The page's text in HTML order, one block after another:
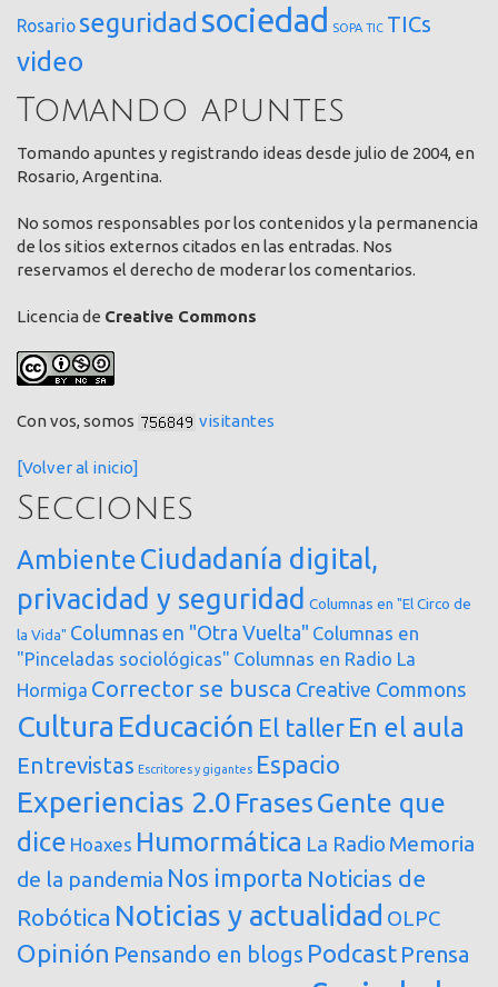
Rosario seguridad sociedad SOPA TIC TICs
video
Tomando apuntes
Tomando apuntes y registrando ideas desde julio de 2004, en
Rosario, Argentina.
No somos responsables por los contenidos y la permanencia
de los sitios externos citados en las entradas. Nos
reservamos el derecho de moderar los comentarios.
Licencia de Creative Commons
Con vos, somos visitantes
[Volver al inicio]
Secciones
AmbienteCiudadanía digital,
privacidad y seguridad Columnas en "El Circo de
la Vida" Columnas en "Otra Vuelta" Columnas en
"Pinceladas sociológicas" Columnas en Radio La
Hormiga Corrector se busca Creative Commons
Cultura Educación El taller En el aula
Entrevistas Escritores y gigantes Espacio
Experiencias 2.0 FrasesGente que
dice Hoaxes Humormática La Radio Memoria
de la pandemia Nos importa Noticias de
Robótica Noticias y actualidad OLPC
Opinión Pensando en blogs Podcast Prensa